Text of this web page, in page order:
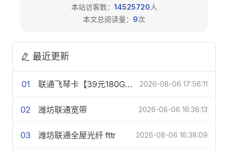
本站访客数： 14525720人
本文总阅读量： 9次
最近更新
01 联通飞琴卡【39元180G+200分钟】 2026-08-06 17:56:11
02 潍坊联通宽带 2026-08-06 16:38:13
03 潍坊联通全屋光纤 fttr 2026-08-06 16:38:09